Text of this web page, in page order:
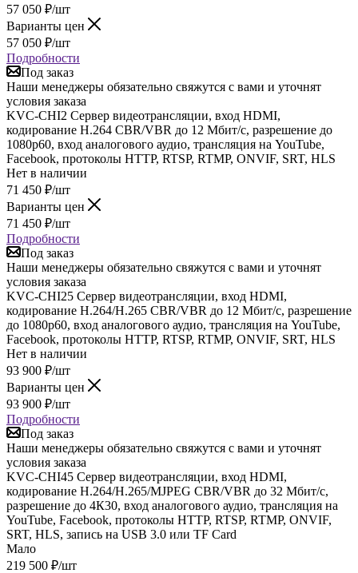
57 050 ₽/шт
Варианты цен
57 050 ₽/шт
Подробности
Под заказ
Наши менеджеры обязательно свяжутся с вами и уточнят
условия заказа
KVC-CHI2 Сервер видеотрансляции, вход HDMI,
кодирование H.264 CBR/VBR до 12 Мбит/с, разрешение до
1080p60, вход аналогового аудио, трансляция на YouTube,
Facebook, протоколы HTTP, RTSP, RTMP, ONVIF, SRT, HLS
Нет в наличии
71 450 ₽/шт
Варианты цен
71 450 ₽/шт
Подробности
Под заказ
Наши менеджеры обязательно свяжутся с вами и уточнят
условия заказа
KVC-CHI25 Сервер видеотрансляции, вход HDMI,
кодирование H.264/H.265 CBR/VBR до 12 Мбит/с, разрешение
до 1080p60, вход аналогового аудио, трансляция на YouTube,
Facebook, протоколы HTTP, RTSP, RTMP, ONVIF, SRT, HLS
Нет в наличии
93 900 ₽/шт
Варианты цен
93 900 ₽/шт
Подробности
Под заказ
Наши менеджеры обязательно свяжутся с вами и уточнят
условия заказа
KVC-CHI45 Сервер видеотрансляции, вход HDMI,
кодирование H.264/H.265/MJPEG CBR/VBR до 32 Мбит/с,
разрешение до 4К30, вход аналогового аудио, трансляция на
YouTube, Facebook, протоколы HTTP, RTSP, RTMP, ONVIF,
SRT, HLS, запись на USB 3.0 или TF Card
Мало
219 500 ₽/шт